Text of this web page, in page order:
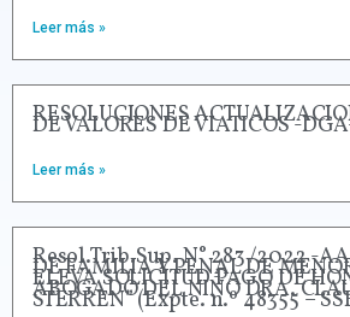
Leer más »
RESOLUCIONES
DE VALORES DE VIATICOS -
Leer más »
Resol.Trib.Sup. N° 283 /2022 -
DE FAMILIA Y PENAL DE
ELEVA SOLICITUD PAGO DE
ABOGADO DEL NIÑO DRA.
STERREN” (Expte. n.º 48355 –